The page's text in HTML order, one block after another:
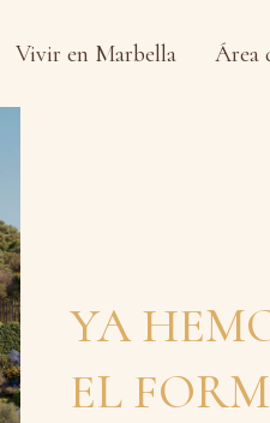
Vivir en Marbella Área
YA
EL